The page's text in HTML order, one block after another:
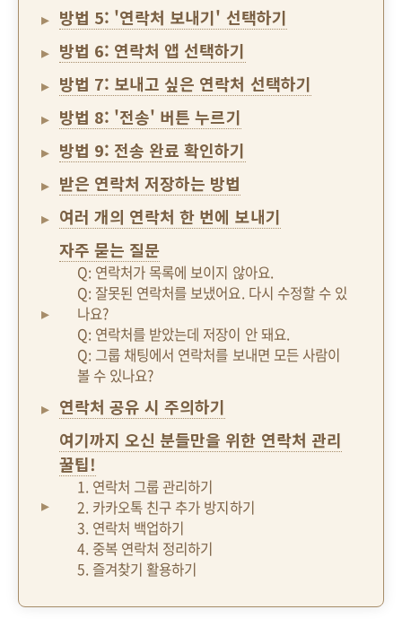
방법 5: '연락처 보내기' 선택하기
방법 6: 연락처 앱 선택하기
방법 7: 보내고 싶은 연락처 선택하기
방법 8: '전송' 버튼 누르기
방법 9: 전송 완료 확인하기
받은 연락처 저장하는 방법
여러 개의 연락처 한 번에 보내기
자주 묻는 질문
Q: 연락처가 목록에 보이지 않아요.
Q: 잘못된 연락처를 보냈어요. 다시 수정할 수 있
나요?
Q: 연락처를 받았는데 저장이 안 돼요.
Q: 그룹 채팅에서 연락처를 보내면 모든 사람이
볼 수 있나요?
연락처 공유 시 주의하기
여기까지 오신 분들만을 위한 연락처 관리
꿀팁!
1. 연락처 그룹 관리하기
2. 카카오톡 친구 추가 방지하기
3. 연락처 백업하기
4. 중복 연락처 정리하기
5. 즐겨찾기 활용하기